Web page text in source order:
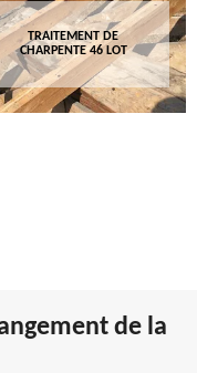
TRAITEMENT DE
CHARPENTE 46 LOT
de la